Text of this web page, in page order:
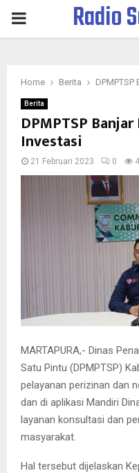
PRIMARYRadio
Home Berita
Berita
DPMPTSP
Investasi
21 Februari 2023 0
MARTAPURA,- Dinas
Satu Pintu (DPMPTSP)
pelayanan perizinan dan
dan di aplikasi Mandiri
layanan konsultasi dan
masyarakat.
Hal tersebut dijelaskan